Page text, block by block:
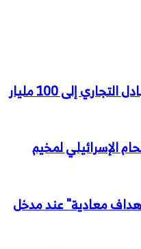
مباحثات تركية أمريكية لرفع التبادل التجاري إلى 100 مليار
الإسرائيلي لمخيم
معادية" عند مدخل